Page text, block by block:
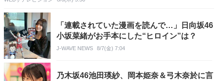
「連載されていた漫画を読んで…」日向坂46
小坂菜緒がお手本にした“ヒロイン”は？
J-WAVE NEWS 8/7(金) 7:04
乃木坂46池田瑛紗、岡本姫奈＆弓木奈於に言